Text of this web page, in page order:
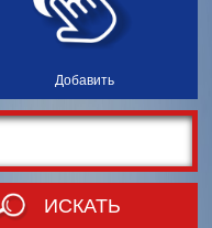
Добавить
ИСКАТЬ